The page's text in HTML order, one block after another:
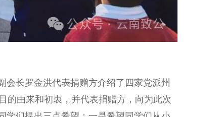
长罗金洪代表捐赠方介绍了四家党派州
的由来和初衷，并代表捐赠方，向为此次